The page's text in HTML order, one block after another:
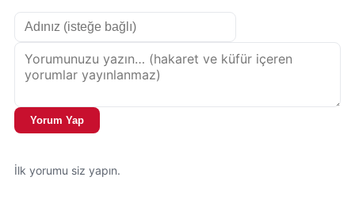
Yorum Yap
İlk yorumu siz yapın.